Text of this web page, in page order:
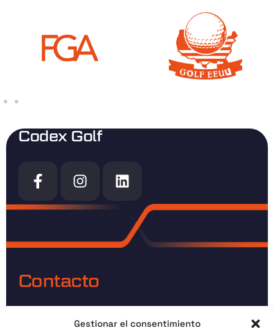
Gestionar el consentimiento
Codex Golf
Contacto